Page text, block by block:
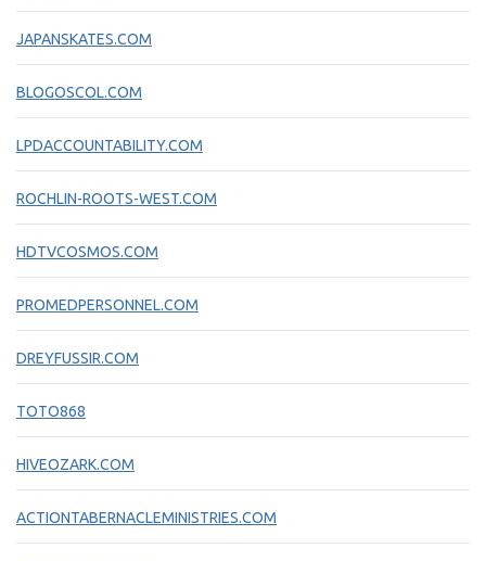
JAPANSKATES.COM
BLOGOSCOL.COM
LPDACCOUNTABILITY.COM
ROCHLIN-ROOTS-WEST.COM
HDTVCOSMOS.COM
PROMEDPERSONNEL.COM
DREYFUSSIR.COM
TOTO868
HIVEOZARK.COM
ACTIONTABERNACLEMINISTRIES.COM